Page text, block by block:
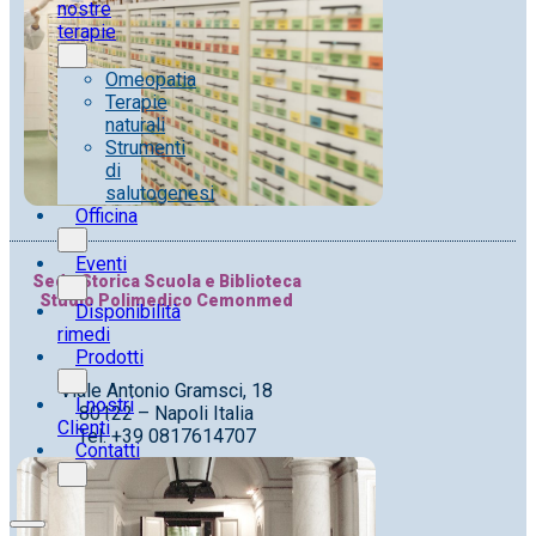
nostre
terapie
Omeopatia
Terapie
naturali
Strumenti
di
salutogenesi
Officina
Eventi
Disponibilità
rimedi
Prodotti
I nostri
Clienti
Contatti
Sede Storica Scuola e Biblioteca
Studio Polimedico Cemonmed
Viale Antonio Gramsci, 18
80122 – Napoli Italia
Tel. +39 0817614707